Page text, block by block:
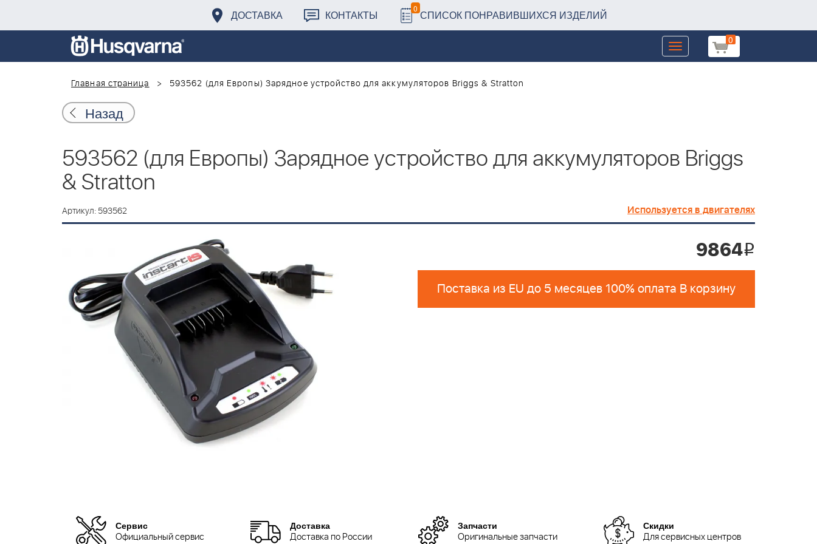
ДОСТАВКА КОНТАКТЫ 0 СПИСОК ПОНРАВИВШИХСЯ ИЗДЕЛИЙ
0
Toggle
navigation
Главная страница
593562 (для Европы) Зарядное устройство для аккумуляторов Briggs & Stratton
Назад
593562 (для Европы) Зарядное устройство для аккумуляторов Briggs
& Stratton
Артикул: 593562 Используется в двигателях
9864i
Поставка из EU до 5 месяцев 100% оплата В корзину
Сервис
Официальный сервис
Доставка
Доставка по России
Запчасти
Оригинальные запчасти
Скидки
Для сервисных центров